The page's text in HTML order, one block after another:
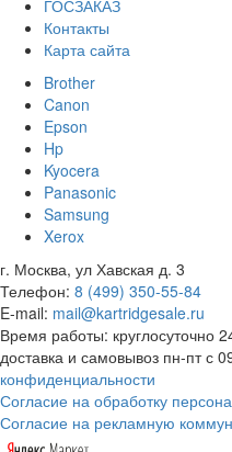
ГОСЗАКАЗ
Контакты
Карта сайта
Brother
Canon
Epson
Hp
Kyocera
Panasonic
Samsung
Xerox
г. Москва, ул Хавская д. 3
Телефон: 8 (499) 350-55-84
E-mail: mail@kartridgesale.ru
Время работы: круглосуточно
доставка и самовывоз пн-пт с
конфиденциальности
Согласие на обработку
Согласие на рекламную